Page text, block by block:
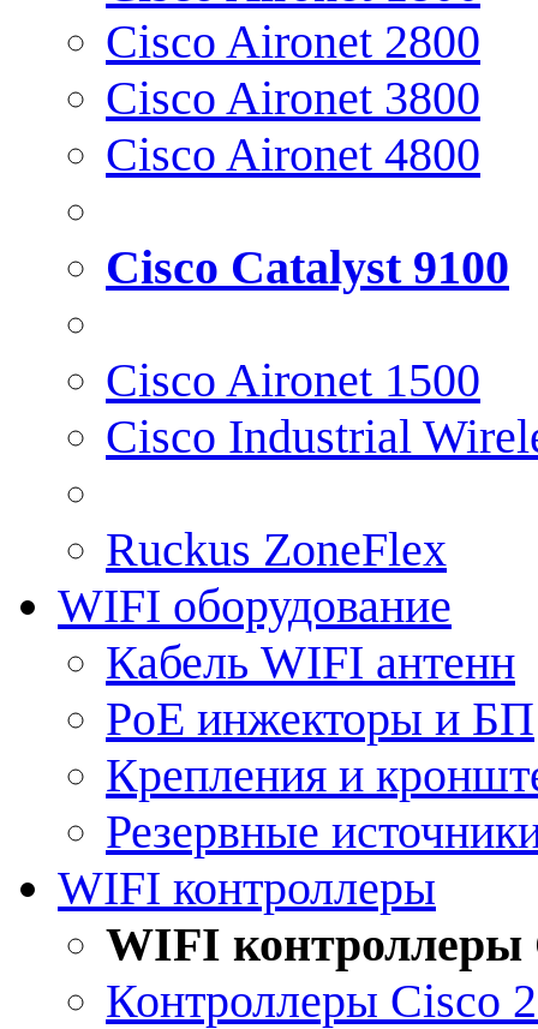
Cisco Aironet 2800
Cisco Aironet 3800
Cisco Aironet 4800
Cisco Catalyst 9100
Cisco Aironet 1500
Cisco Industrial
Ruckus ZoneFlex
WIFI оборудование
Кабель WIFI антенн
PoE инжекторы и БП
Крепления и
Резервные
WIFI контроллеры
WIFI контроллеры
Контроллеры Cisco